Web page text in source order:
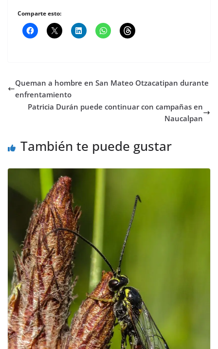
Comparte esto:
Queman a hombre en San Mateo Otzacatipan durante
enfrentamiento
Patricia Durán puede continuar con campañas en
Naucalpan
También te puede gustar